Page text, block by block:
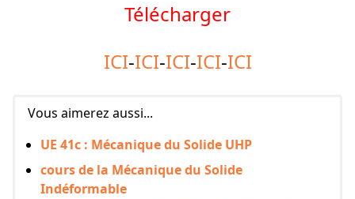
Télécharger
ICI-ICI-ICI-ICI-ICI
Vous aimerez aussi...
UE 41c : Mécanique du Solide UHP
cours de la Mécanique du Solide
Indéformable